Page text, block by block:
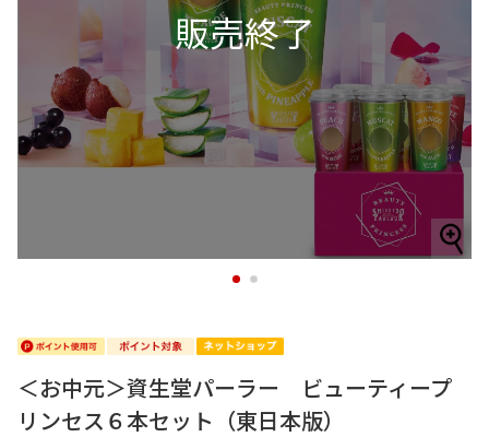
1 2
＜お中元＞資生堂パーラー ビューティープ
リンセス６本セット（東日本版）